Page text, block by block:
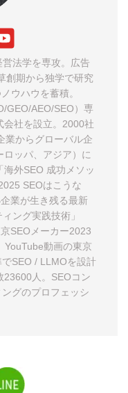
法学を専攻。広告
創期から独学で研究
ウハウを蓄積。
GEO/AEO/SEO）専
会社を設立。2000社
業からグローバル企
ッパ、アジア）に
「海外SEO 成功メソッ
2025 SEOはこうな
業が生き残る最新
ング実践技術」
京SEOメーカー2023
YouTube動画の東京
SEO / LLMOを設計
人。 SEOコン
ングのプロフェッシ